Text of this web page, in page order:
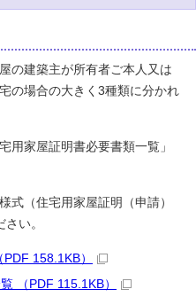
の建築主が所有者ご本人又は
の場合の大きく3種類に分かれ
用家屋証明書必要書類一覧」
式（住宅用家屋証明（申請）
い。
158.1KB）
（PDF 115.1KB）